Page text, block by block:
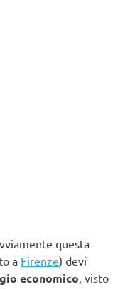
questa
a Firenze) devi
economico, visto